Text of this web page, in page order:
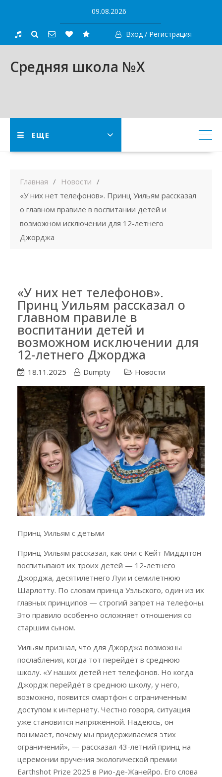
content
09.08.2026
Вход / Регистрация
Средняя школа №X
ЕЩЕ
Главная
Новости
«У них нет телефонов». Принц Уильям рассказал
о главном правиле в воспитании детей и
возможном исключении для 12-летнего
Джорджа
«У них нет телефонов».
Принц Уильям рассказал о
главном правиле в
воспитании детей и
возможном исключении для
12-летнего Джорджа
18.11.2025 Dumpty Новости
Принц Уильям с детьми
Принц Уильям рассказал, как они с Кейт Миддлтон
воспитывают их троих детей — 12-летнего
Джорджа, десятилетнего Луи и семилетнюю
Шарлотту. По словам принца Уэльского, один из их
главных принципов — строгий запрет на телефоны.
Это правило особенно осложняет отношения со
старшим сыном.
Уильям признал, что для Джорджа возможны
послабления, когда тот перейдёт в среднюю
школу. «У наших детей нет телефонов. Но когда
Джордж перейдёт в среднюю школу, у него,
возможно, появится смартфон с ограниченным
доступом к интернету. Честно говоря, ситуация
уже становится напряжённой. Надеюсь, он
понимает, почему мы придерживаемся этих
ограничений», — рассказал 43-летний принц на
церемонии вручения экологической премии
Earthshot Prize 2025 в Рио-де-Жанейро. Его слова